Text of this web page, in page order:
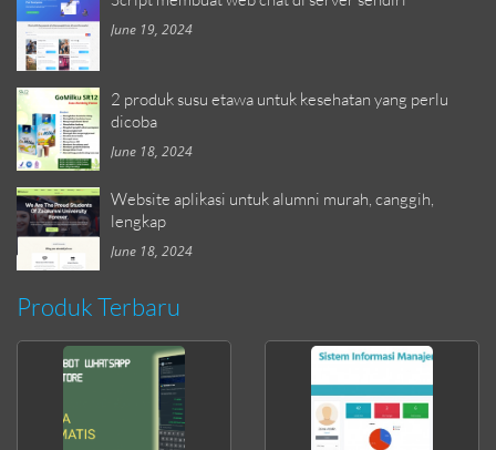
June 19, 2024
2 produk susu etawa untuk kesehatan yang perlu
dicoba
June 18, 2024
Website aplikasi untuk alumni murah, canggih,
lengkap
June 18, 2024
Produk Terbaru